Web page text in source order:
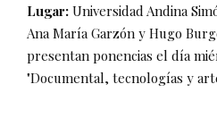
Lugar: Universidad Andina
Ana María Garzón y Hugo
presentan ponencias el día
"Documental, tecnologías y